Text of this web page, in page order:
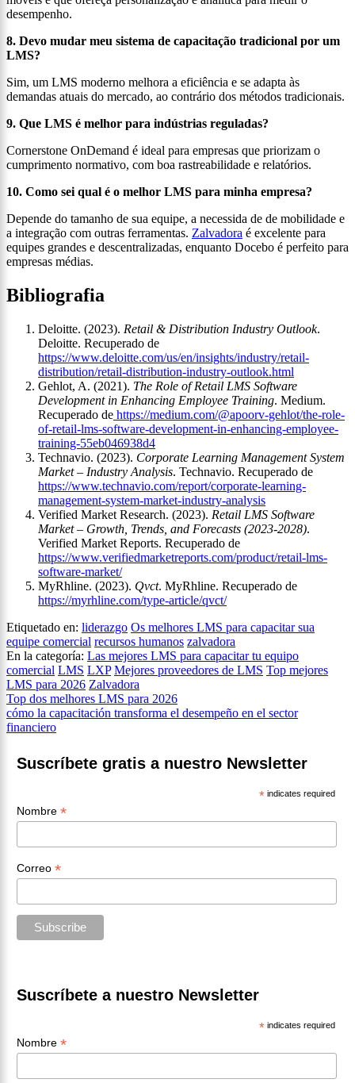
desempenho.
8. Devo mudar meu sistema de capacitação tradicional por um
LMS?
Sim, um LMS moderno melhora a eficiência e se adapta às
demandas atuais do mercado, ao contrário dos métodos tradicionais.
9. Que LMS é melhor para indústrias reguladas?
Cornerstone OnDemand é ideal para empresas que priorizam o
cumprimento normativo, com boa rastreabilidade e relatórios.
10. Como sei qual é o melhor LMS para minha empresa?
Depende do tamanho de sua equipe, a necessida de de mobilidade e
a integração com outras ferramentas. Zalvadora é excelente para
equipes grandes e descentralizadas, enquanto Docebo é perfeito para
empresas médias.
Bibliografia
Deloitte. (2023). Retail & Distribution Industry Outlook.
Deloitte. Recuperado de
https://www.deloitte.com/us/en/insights/industry/retail-
distribution/retail-distribution-industry-outlook.html
Gehlot, A. (2021). The Role of Retail LMS Software
Development in Enhancing Employee Training. Medium.
Recuperado de https://medium.com/@apoorv-gehlot/the-role-
of-retail-lms-software-development-in-enhancing-employee-
training-55eb046938d4
Technavio. (2023). Corporate Learning Management System
Market – Industry Analysis. Technavio. Recuperado de
https://www.technavio.com/report/corporate-learning-
management-system-market-industry-analysis
Verified Market Research. (2023). Retail LMS Software
Market – Growth, Trends, and Forecasts (2023-2028).
Verified Market Reports. Recuperado de
https://www.verifiedmarketreports.com/product/retail-lms-
software-market/
MyRhline. (2023). Qvct. MyRhline. Recuperado de
https://myrhline.com/type-article/qvct/
Etiquetado en: liderazgo Os melhores LMS para capacitar sua
equipe comercial recursos humanos zalvadora
En la categoría: Las mejores LMS para capacitar tu equipo
comercial LMS LXP Mejores proveedores de LMS Top mejores
LMS para 2026 Zalvadora
Navegación
de
Top dos melhores LMS para 2026
cómo la capacitación transforma el desempeño en el sector
financiero
Suscríbete gratis a nuestro Newsletter
* indicates required
Nombre *
Correo *
Suscríbete a nuestro Newsletter
* indicates required
Nombre *